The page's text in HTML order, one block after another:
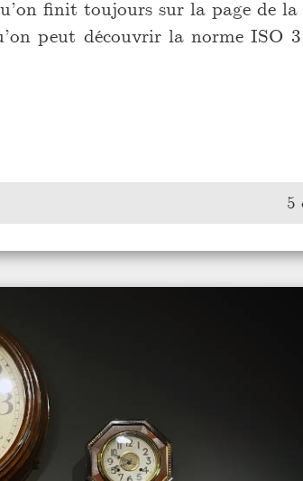
finit toujours sur la page de
peut découvrir la norme ISO
5